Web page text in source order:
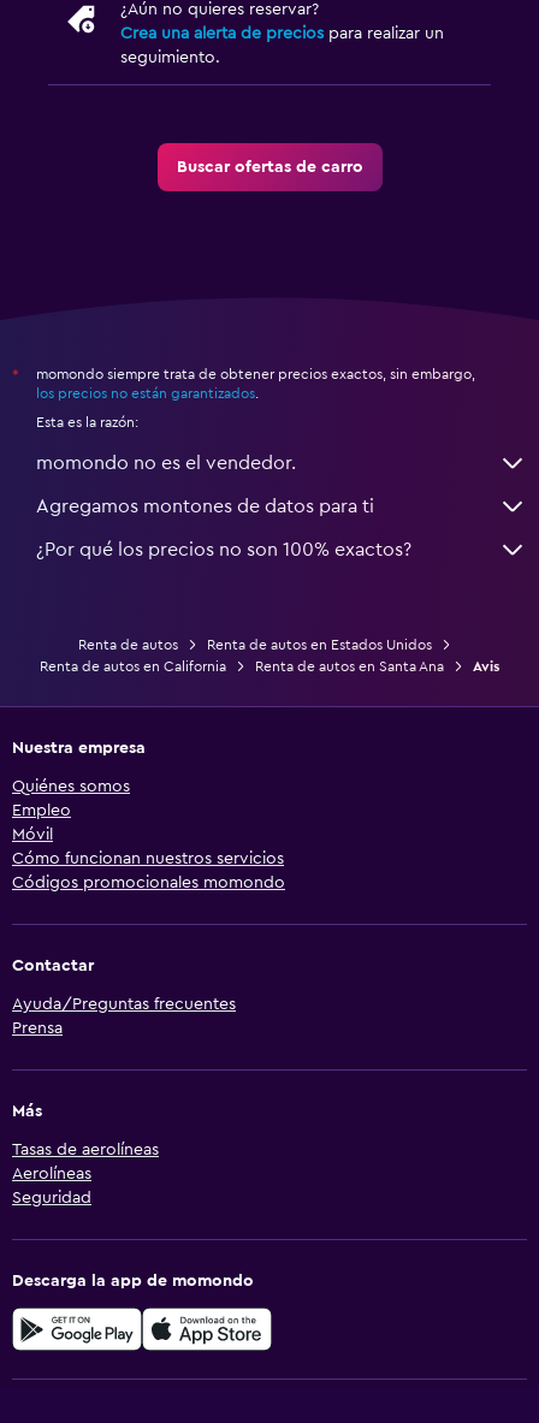
¿Aún no quieres reservar?
Crea una alerta de precios para realizar un
seguimiento.
Buscar ofertas de carro
*
momondo siempre trata de obtener precios exactos, sin embargo,
los precios no están garantizados.
Esta es la razón:
momondo no es el vendedor.
Agregamos montones de datos para ti
¿Por qué los precios no son 100% exactos?
Renta de autos
Renta de autos en Estados Unidos
Renta de autos en California
Renta de autos en Santa Ana Avis
Nuestra empresa
Quiénes somos
Empleo
Móvil
Cómo funcionan nuestros servicios
Códigos promocionales momondo
Contactar
Ayuda/Preguntas frecuentes
Prensa
Más
Tasas de aerolíneas
Aerolíneas
Seguridad
Descarga la app de momondo